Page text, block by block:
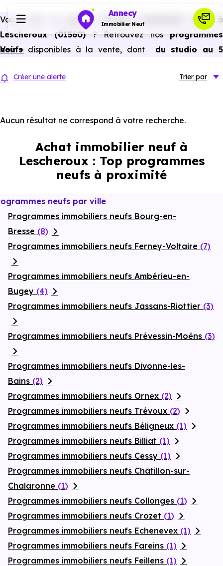
Annecy
Immobilier Neuf
Investir
Actualités
Financer
Vous avez un
projet d’achat immobilier neuf à
Lescheroux (01560) ? Retrouvez nos programmes
neufsdisponibles à la vente, dont
du studio au 5
d’agence.
à Lescheroux (01560), vous pouvez aussi bénéficier des
frais de notaire réduits, bonnes performances
énergétiques, garanties constructeur, etc.
Voir +
Créer une alerte Trier par
Aucun résultat ne correspond à votre recherche.
Achat immobilier neuf à
Lescheroux : Top programmes
neufs à proximité
neufs par ville
Programmes immobiliers neufs Bourg-en-
Bresse (8)
Programmes immobiliers neufs Ferney-Voltaire (7)
Programmes immobiliers neufs Ambérieu-en-
Bugey (4)
Programmes immobiliers neufs Jassans-Riottier (3)
Programmes immobiliers neufs Prévessin-Moëns (3)
Programmes immobiliers neufs Divonne-les-
Bains (2)
Programmes immobiliers neufs Ornex (2)
Programmes immobiliers neufs Trévoux (2)
Programmes immobiliers neufs Béligneux (1)
Programmes immobiliers neufs Billiat (1)
Programmes immobiliers neufs Cessy (1)
Programmes immobiliers neufs Châtillon-sur-
Chalaronne (1)
Programmes immobiliers neufs Collonges (1)
Programmes immobiliers neufs Crozet (1)
Programmes immobiliers neufs Echenevex (1)
Programmes immobiliers neufs Fareins (1)
Programmes immobiliers neufs Feillens (1)